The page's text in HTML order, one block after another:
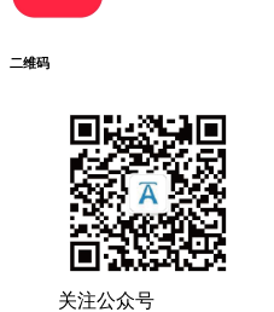
二维码
关注公众号